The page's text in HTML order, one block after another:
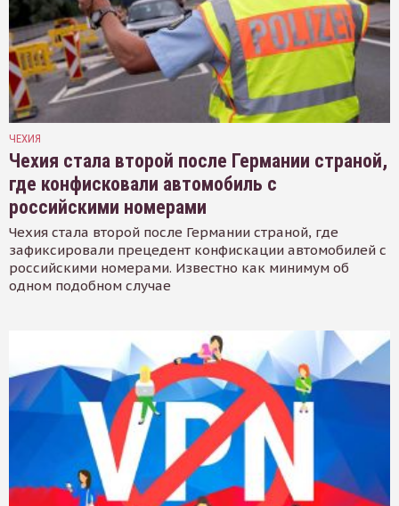
ЧЕХИЯ
Чехия стала второй после Германии страной,
где конфисковали автомобиль с
российскими номерами
Чехия стала второй после Германии страной, где
зафиксировали прецедент конфискации автомобилей с
российскими номерами. Известно как минимум об
одном подобном случае